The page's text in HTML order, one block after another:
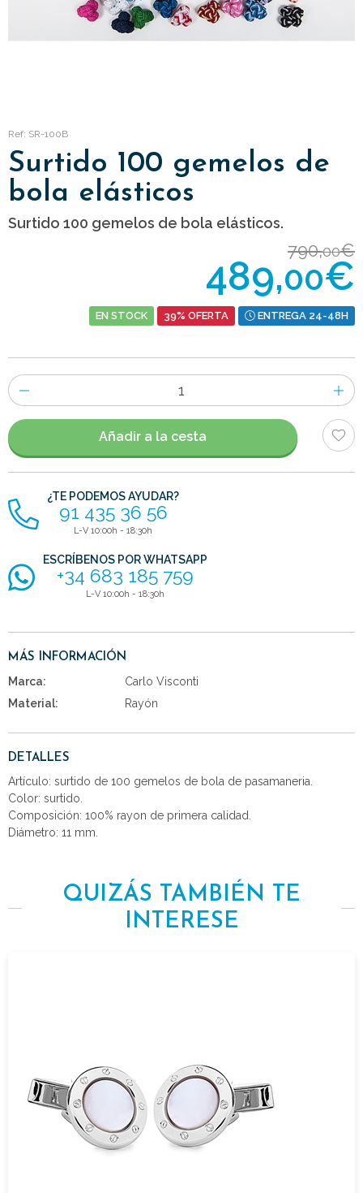
Ref: SR-100B
Surtido 100 gemelos de
bola elásticos
Surtido 100 gemelos de bola elásticos.
790,00€
489,00€
EN STOCK 39% OFERTA ENTREGA 24-48H
Número
de
artículos
Añadir a la cesta
¿TE PODEMOS AYUDAR?
91 435 36 56
L-V 10:00h - 18:30h
ESCRÍBENOS POR WHATSAPP
+34 683 185 759
L-V 10:00h - 18:30h
MÁS INFORMACIÓN
Marca:
Carlo Visconti
Material:
Rayón
DETALLES
Artículo: surtido de 100 gemelos de bola de pasamaneria.
Color: surtido.
Composición: 100% rayon de primera calidad.
Diámetro: 11 mm.
QUIZÁS TAMBIÉN TE
INTERESE